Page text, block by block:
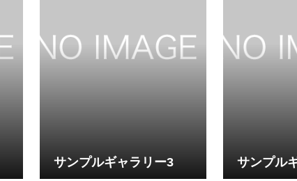
サンプルギャラリー3 サンプル